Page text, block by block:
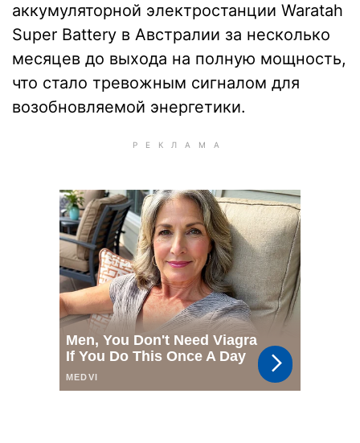
аккумуляторной электростанции Waratah
Super Battery в Австралии за несколько
месяцев до выхода на полную мощность,
что стало тревожным сигналом для
возобновляемой энергетики.